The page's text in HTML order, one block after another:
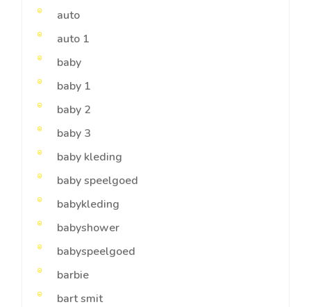
auto
auto 1
baby
baby 1
baby 2
baby 3
baby kleding
baby speelgoed
babykleding
babyshower
babyspeelgoed
barbie
bart smit